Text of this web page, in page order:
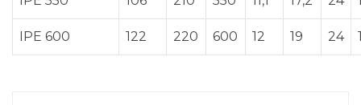
IPE 600 122 220 600 12 19 24